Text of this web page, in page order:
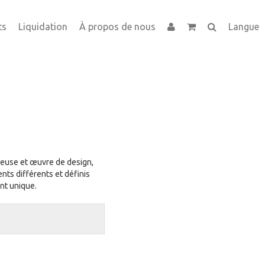
Liquidation À propos de nous Langue
et œuvre de design,
différents et définis
unique.